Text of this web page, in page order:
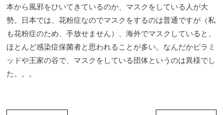
本から風邪をひいてきているのか、マスクをしている人が大
勢。日本では、花粉症なのでマスクをするのは普通ですが（私
も花粉症のため、手放せません）、海外でマスクしていると、
ほとんど感染症保菌者と思われることが多い。なんだかピラミ
ッドや王家の谷で、マスクをしている団体というのは異様でし
た。。。